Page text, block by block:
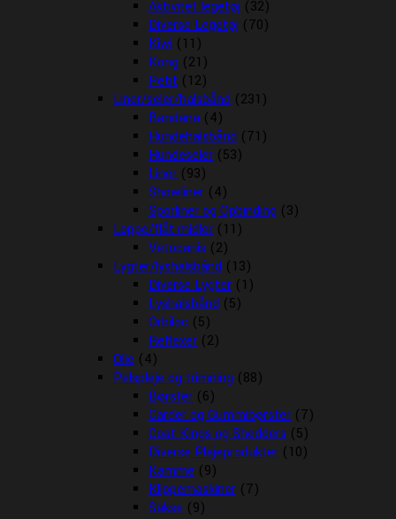
Aktivitet legetøj (32)
Diverse Legetøj (70)
Kiwi (11)
Kong (21)
Petit (12)
Liner/seler/halsbånd (231)
Bandana (4)
Hundehalsbånd (71)
Hundeseler (53)
Liner (93)
Showliner (4)
Sporliner og Opbinding (3)
Loppe/flåt midler (11)
Vetocanis (2)
Lygter/lyshalsbånd (13)
Diverse Lygter (1)
Lyshalsbånd (5)
Orbiloc (5)
Reflexer (2)
Olie (4)
Pelspleje og trimning (88)
Børster (6)
Carder og Gummibørster (7)
Coat Kings og Shedders (5)
Diverse Plejeprodukter (10)
Kamme (9)
Klippemaskiner (7)
Sakse (9)